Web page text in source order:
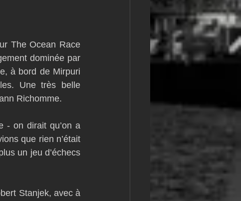
The Ocean Race
dominée par
à bord de Mirpuri
Une très belle
Richomme.
- on dirait qu’on a
que rien n’était
un jeu d’échecs
Stanjek, avec à